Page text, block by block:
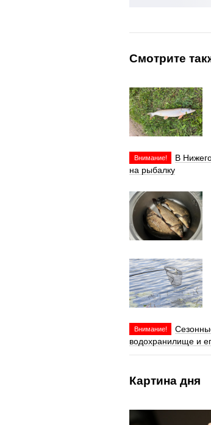
Смотрите
Внимание!
В
на рыбалку
Внимание!
водохранилище и
Картина дня